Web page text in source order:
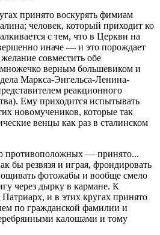
принято воскурять фимиам
человек, который приходит ко
с тем, что в Церкви на
иначе — и это порождает
совместить обе
верным большевиком и
Маркса-Энгельса-Ленина-
реакционного
Ему приходится испытывать
новомучеников, которые так
венцы как раз в сталинском
противоположных — принято...
бы резвязя и играя, фрондировать
фотожабы и вообще смело
через дырку в кармане. К
Патриарх, и в этих кругах принято
по гражданской фамилии и
калошами и тому